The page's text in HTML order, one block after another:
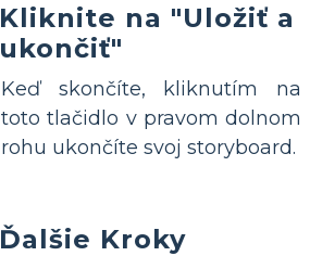
Kliknite na "Uložiť a
ukončiť"
Keď skončíte, kliknutím na
toto tlačidlo v pravom dolnom
rohu ukončíte svoj storyboard.
Ďalšie Kroky